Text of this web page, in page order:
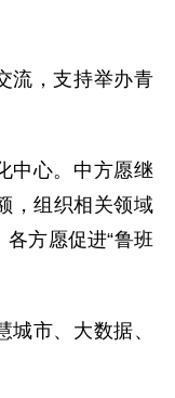
流，支持举办青
中心。中方愿继
，组织相关领域
方愿促进“鲁班
市、大数据、